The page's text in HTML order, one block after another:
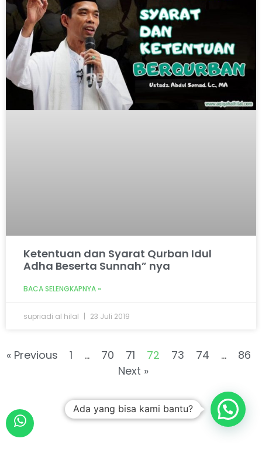
Ketentuan dan Syarat Qurban Idul
Adha Beserta Sunnah” nya
BACA SELENGKAPNYA »
supriadi al hilal 23 Juli 2019
« Previous 1 … 70 71 72 73 74 …
86
Next »
Ada yang bisa kami bantu?